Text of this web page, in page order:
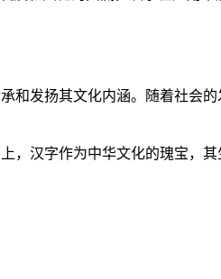
和发扬其文化内涵。随着社会
，汉字作为中华文化的瑰宝，